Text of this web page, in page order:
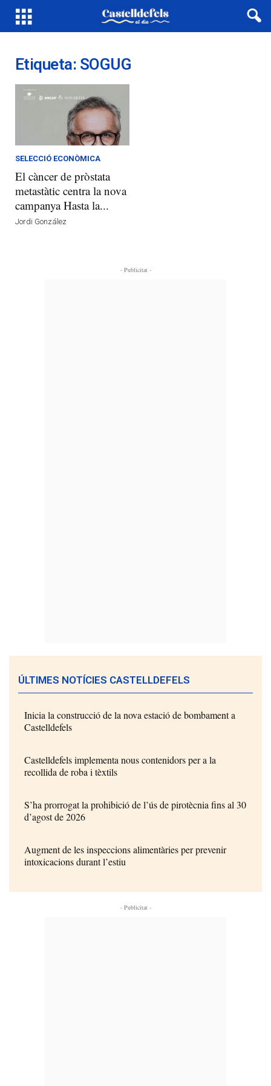
Etiqueta: SOGUG
SELECCIÓ ECONÒMICA
El càncer de pròstata
metastàtic centra la nova
campanya Hasta la...
Jordi González
- Publicitat -
ÚLTIMES NOTÍCIES CASTELLDEFELS
Inicia la construcció de la nova estació de bombament a
Castelldefels
Castelldefels implementa nous contenidors per a la
recollida de roba i tèxtils
S’ha prorrogat la prohibició de l’ús de pirotècnia fins al 30
d’agost de 2026
Augment de les inspeccions alimentàries per prevenir
intoxicacions durant l’estiu
- Publicitat -